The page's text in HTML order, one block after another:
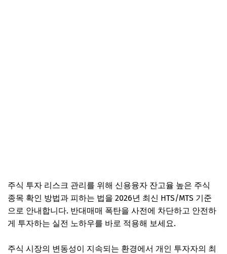
주식 투자 리스크 관리를 위해 신용융자 잔고율 높은 주식
종목 확인 방법과 피하는 법을 2026년 최신 HTS/MTS 기준
으로 안내합니다. 반대매매 폭탄을 사전에 차단하고 안전하
게 투자하는 실전 노하우를 바로 적용해 보세요.
주식 시장의 변동성이 지속되는 환경에서 개인 투자자의 최